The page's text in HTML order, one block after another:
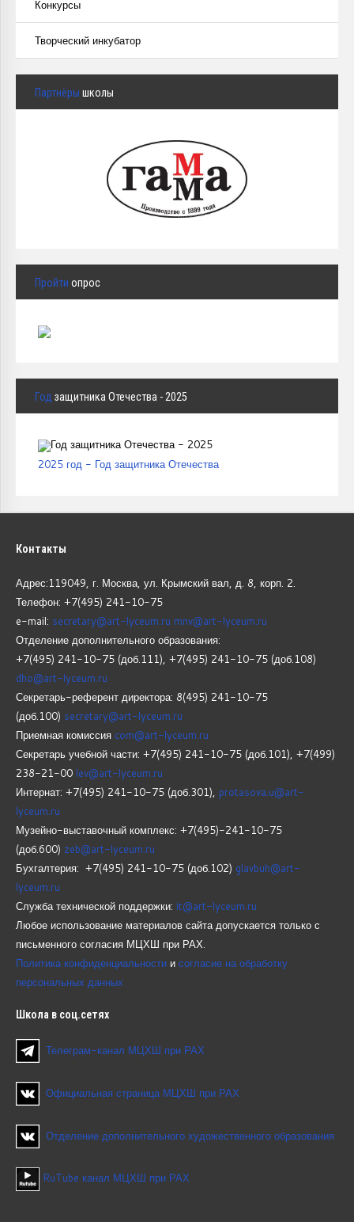
Конкурсы
Творческий инкубатор
Партнёры школы
Пройти опрос
Год защитника Отечества - 2025
2025 год - Год защитника Отечества
Контакты
Адрес:119049, г. Москва, ул. Крымский вал, д. 8, корп. 2.
Телефон: +7(495) 241-10-75
e-mail: secretary@art-lyceum.ru mnv@art-lyceum.ru
Отделение дополнительного образования:
+7(495) 241-10-75 (доб.111), +7(495) 241-10-75 (доб.108)
dho@art-lyceum.ru
Секретарь-референт директора: 8(495) 241-10-75
(доб.100) secretary@art-lyceum.ru
Приемная комиссия com@art-lyceum.ru
Секретарь учебной части: +7(495) 241-10-75 (доб.101), +7(499)
238-21-00 lev@art-lyceum.ru
Интернат: +7(495) 241-10-75 (доб.301), protasova.u@art-
lyceum.ru
Музейно-выставочный комплекс: +7(495)-241-10-75
(доб.600) zeb@art-lyceum.ru
Бухгалтерия: +7(495) 241-10-75 (доб.102) glavbuh@art-
lyceum.ru
Служба технической поддержки: it@art-lyceum.ru
Любое использование материалов сайта допускается только с
письменного согласия МЦХШ при РАХ.
Политика конфиденциальности и согласие на обработку
персональных данных
Школа в соц.сетях
Телеграм-канал МЦХШ при РАХ
Официальная страница МЦХШ при РАХ
Отделение дополнительного художественного образования
RuTube канал МЦХШ при РАХ